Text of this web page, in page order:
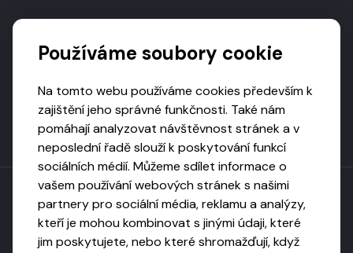
Toto dílo podléhá licenci CC BY-NC-ND
Používáme soubory cookie
Na tomto webu používáme cookies především k
zajištění jeho správné funkčnosti. Také nám
pomáhají analyzovat návštěvnost stránek a v
neposlední řadě slouží k poskytování funkcí
sociálních médií. Můžeme sdílet informace o
vašem používání webových stránek s našimi
partnery pro sociální média, reklamu a analýzy,
kteří je mohou kombinovat s jinými údaji, které
jim poskytujete, nebo které shromažďují, když